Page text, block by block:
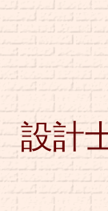
設計